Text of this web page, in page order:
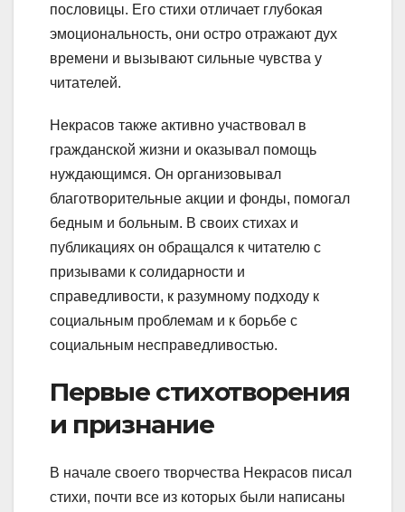
пословицы. Его стихи отличает глубокая
эмоциональность, они остро отражают дух
времени и вызывают сильные чувства у
читателей.
Некрасов также активно участвовал в
гражданской жизни и оказывал помощь
нуждающимся. Он организовывал
благотворительные акции и фонды, помогал
бедным и больным. В своих стихах и
публикациях он обращался к читателю с
призывами к солидарности и
справедливости, к разумному подходу к
социальным проблемам и к борьбе с
социальным несправедливостью.
Первые стихотворения
и признание
В начале своего творчества Некрасов писал
стихи, почти все из которых были написаны